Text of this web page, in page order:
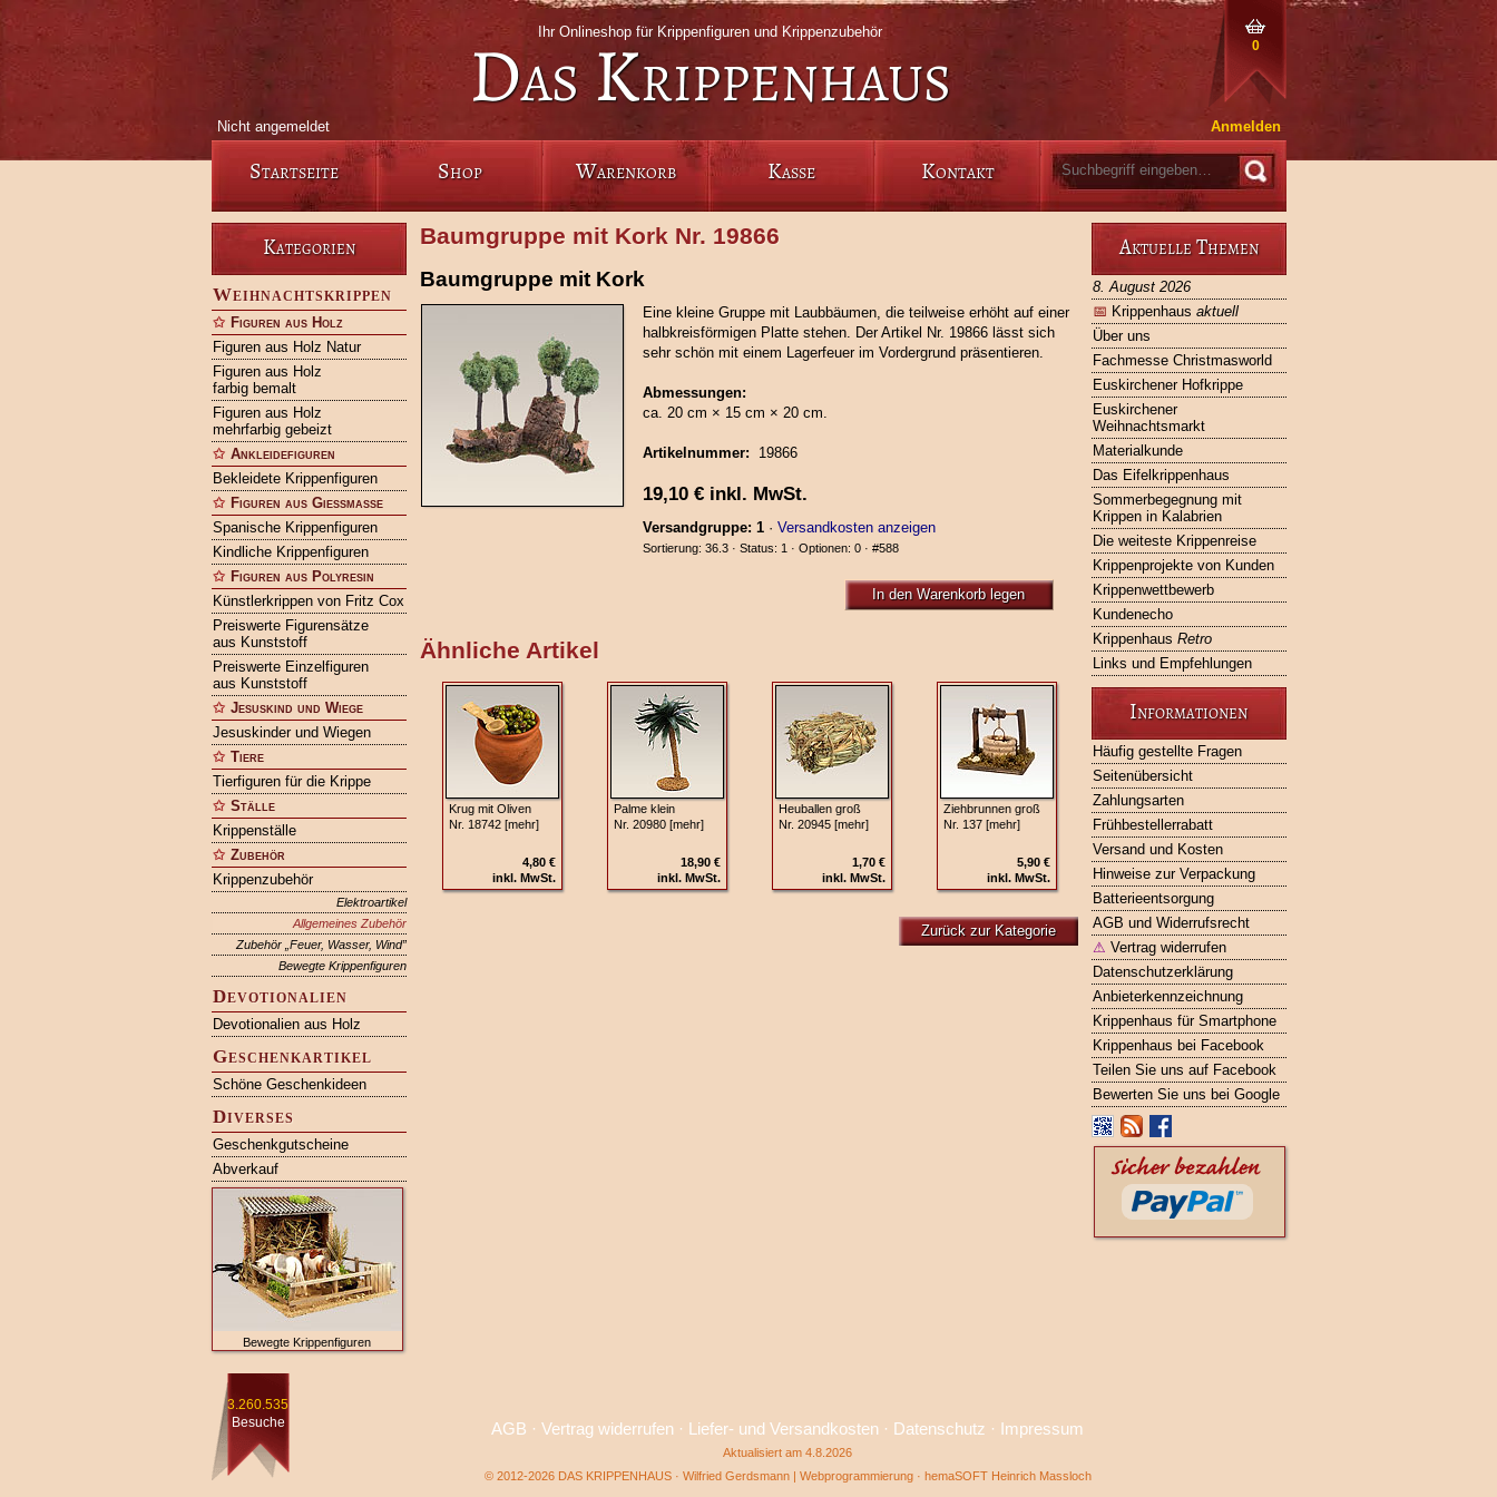
0
Ihr Onlineshop für Krippenfiguren und Krippenzubehör
Das Krippenhaus
Nicht angemeldet Anmelden
Startseite Shop Warenkorb Kasse Kontakt
Kategorien
Weihnachtskrippen
Figuren aus Holz
Figuren aus Holz Natur
Figuren aus Holz
farbig bemalt
Figuren aus Holz
mehrfarbig gebeizt
Ankleidefiguren
Bekleidete Krippenfiguren
Figuren aus Gießmasse
Spanische Krippenfiguren
Kindliche Krippenfiguren
Figuren aus Polyresin
Künstlerkrippen von Fritz Cox
Preiswerte Figurensätze
aus Kunststoff
Preiswerte Einzelfiguren
aus Kunststoff
Jesuskind und Wiege
Jesuskinder und Wiegen
Tiere
Tierfiguren für die Krippe
Ställe
Krippenställe
Zubehör
Krippenzubehör
Elektroartikel
Allgemeines Zubehör
Zubehör „Feuer, Wasser, Wind”
Bewegte Krippenfiguren
Devotionalien
Devotionalien aus Holz
Geschenkartikel
Schöne Geschenkideen
Diverses
Geschenkgutscheine
Abverkauf
Bewegte Krippenfiguren
Aktuelle Themen
8. August 2026
📅 Krippenhaus aktuell
Über uns
Fachmesse Christmasworld
Euskirchener Hofkrippe
Euskirchener
Weihnachtsmarkt
Materialkunde
Das Eifelkrippenhaus
Sommerbegegnung mit
Krippen in Kalabrien
Die weiteste Krippenreise
Krippenprojekte von Kunden
Krippenwettbewerb
Kundenecho
Krippenhaus Retro
Links und Empfehlungen
Informationen
Häufig gestellte Fragen
Seitenübersicht
Zahlungsarten
Frühbestellerrabatt
Versand und Kosten
Hinweise zur Verpackung
Batterieentsorgung
AGB und Widerrufsrecht
⚠ Vertrag widerrufen
Datenschutzerklärung
Anbieterkennzeichnung
Krippenhaus für Smartphone
Krippenhaus bei Facebook
Teilen Sie uns auf Facebook
Bewerten Sie uns bei Google
Baumgruppe mit Kork Nr. 19866
Baumgruppe mit Kork
Eine kleine Gruppe mit Laubbäumen, die teilweise erhöht auf einer
halbkreisförmigen Platte stehen. Der Artikel Nr. 19866 lässt sich
sehr schön mit einem Lagerfeuer im Vordergrund präsentieren.
Abmessungen:
ca. 20 cm × 15 cm × 20 cm.
Artikelnummer: 19866
19,10 €inkl. MwSt.
Versandgruppe: 1· Versandkosten anzeigen
Sortierung: 36.3 · Status: 1 · Optionen: 0 · #588
In den Warenkorb legen
Ähnliche Artikel
Krug mit Oliven
Nr. 18742 [mehr]
4,80 €
inkl. MwSt.
Palme klein
Nr. 20980 [mehr]
18,90 €
inkl. MwSt.
Heuballen groß
Nr. 20945 [mehr]
1,70 €
inkl. MwSt.
Ziehbrunnen groß
Nr. 137 [mehr]
5,90 €
inkl. MwSt.
Zurück zur Kategorie
3.260.535
Besuche
AGB · Vertrag widerrufen · Liefer- und Versandkosten · Datenschutz · Impressum
Aktualisiert am 4.8.2026
© 2012-2026 DAS KRIPPENHAUS · Wilfried Gerdsmann | Webprogrammierung · hemaSOFT Heinrich Massloch